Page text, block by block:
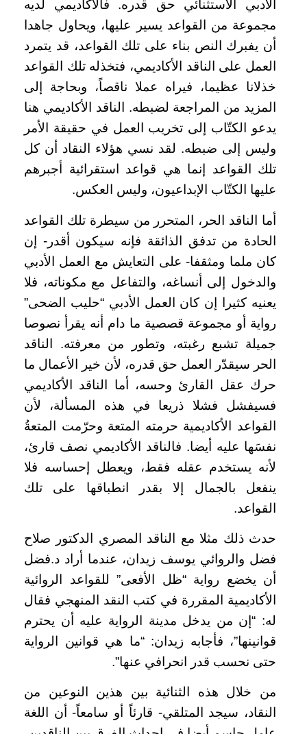
الأدبي الاستثنائي حق قدره. فالأكاديمي لديه
مجموعة من القواعد يسير عليها، ويحاول جاهدا
أن يفبرك النص بناء على تلك القواعد، قد يتمرد
العمل على الناقد الأكاديمي، فتخذله تلك القواعد
خذلانا عظيما، فيراه عملا ناقصاً، وبحاجة إلى
المزيد من المراجعة لضبطه. الناقد الأكاديمي هنا
يدعو الكتّاب إلى تخريب العمل في حقيقة الأمر
وليس إلى ضبطه. لقد نسي هؤلاء النقاد أن كل
تلك القواعد إنما هي قواعد استقرائية أجبرهم
عليها الكتّاب الإبداعيون، وليس العكس.
أما الناقد الحر، المتحرر من سيطرة تلك القواعد
الحادة من تدفق الذائقة فإنه سيكون أقدر- إن
كان ملما ومثقفا- على التعايش مع العمل الأدبي
والدخول إلى أنساغه، والتفاعل مع مكوناته، فلا
يعنيه كثيرا إن كان العمل الأدبي “حليب الضحى”
رواية أو مجموعة قصصية ما دام أنه يقرأ نصوصا
جميلة تشبع رغبته، وتطور من معرفته. الناقد
الحر سيقدّر العمل حق قدره، لأن خير الأعمال ما
حرك عقل القارئ وحسه، أما الناقد الأكاديمي
فسيفشل فشلا ذريعا في هذه المسألة، لأن
القواعد الأكاديمية حرمته المتعة وحرّمت المتعةُ
نفسَها عليه أيضا. فالناقد الأكاديمي نصف قارئ،
لأنه يستخدم عقله فقط، ويعطل إحساسه فلا
ينفعل بالجمال إلا بقدر انطباقها على تلك
القواعد.
حدث ذلك مثلا مع الناقد المصري الدكتور صلاح
فضل والروائي يوسف زيدان، عندما أراد د.فضل
أن يخضع رواية “ظل الأفعى” للقواعد الروائية
الأكاديمية المقررة في كتب النقد المنهجي فقال
له: “إن من يدخل مدينة الرواية عليه أن يحترم
قوانينها”، فأجابه زيدان: “ما هي قوانين الرواية
حتى نحسب قدر انحرافي عنها”.
من خلال هذه الثنائية بين هذين النوعين من
النقاد، سيجد المتلقي- قارئاً أو سامعاً- أن اللغة